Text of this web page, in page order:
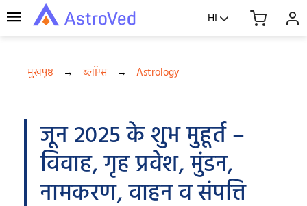
HI
मुखपृष्ठ → ब्लॉग्स → Astrology
जून 2025 के शुभ मुहूर्त –
विवाह, गृह प्रवेश, मुंडन,
नामकरण, वाहन व संपत्ति